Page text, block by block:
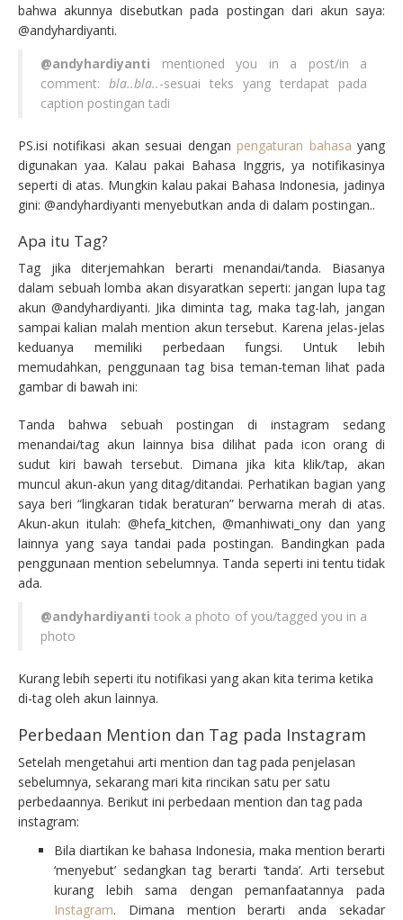
bahwa akunnya disebutkan pada postingan dari akun saya:
@andyhardiyanti.
@andyhardiyanti mentioned you in a post/in a
comment: bla..bla..-sesuai teks yang terdapat pada
caption postingan tadi
PS.isi notifikasi akan sesuai denganpengaturan bahasa yang
digunakan yaa. Kalau pakai Bahasa Inggris, ya notifikasinya
seperti di atas. Mungkin kalau pakai Bahasa Indonesia, jadinya
gini: @andyhardiyanti menyebutkan anda di dalam postingan..
Apa itu Tag?
Tag jika diterjemahkan berarti menandai/tanda. Biasanya
dalam sebuah lomba akan disyaratkan seperti: jangan lupa tag
akun @andyhardiyanti. Jika diminta tag, maka tag-lah, jangan
sampai kalian malah mention akun tersebut. Karena jelas-jelas
keduanya memiliki perbedaan fungsi. Untuk lebih
memudahkan, penggunaan tag bisa teman-teman lihat pada
gambar di bawah ini:
Tanda bahwa sebuah postingan di instagram sedang
menandai/tag akun lainnya bisa dilihat pada icon orang di
sudut kiri bawah tersebut. Dimana jika kita klik/tap, akan
muncul akun-akun yang ditag/ditandai. Perhatikan bagian yang
saya beri “lingkaran tidak beraturan” berwarna merah di atas.
Akun-akun itulah: @hefa_kitchen, @manhiwati_ony dan yang
lainnya yang saya tandai pada postingan. Bandingkan pada
penggunaan mention sebelumnya. Tanda seperti ini tentu tidak
ada.
@andyhardiyantitook a photo of you/tagged you in a
photo
Kurang lebih seperti itu notifikasi yang akan kita terima ketika
di-tag oleh akun lainnya.
Perbedaan Mention dan Tag pada Instagram
Setelah mengetahui arti mention dan tag pada penjelasan
sebelumnya, sekarang mari kita rincikan satu per satu
perbedaannya. Berikut ini perbedaan mention dan tag pada
instagram:
Bila diartikan ke bahasa Indonesia, maka mention berarti
‘menyebut’ sedangkan tag berarti ‘tanda’. Arti tersebut
kurang lebih sama dengan pemanfaatannya pada
Instagram. Dimana mention berarti anda sekadar